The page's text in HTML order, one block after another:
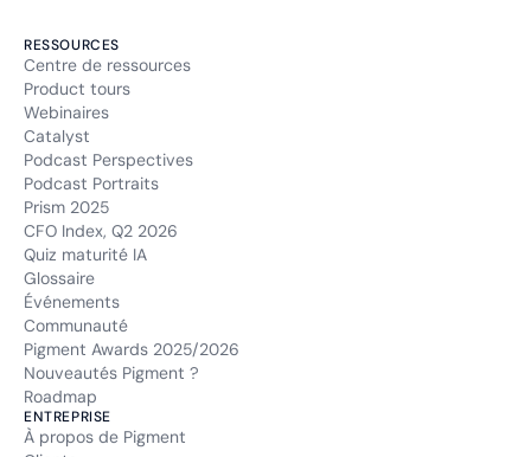
RESSOURCES
Centre de ressources
Product tours
Webinaires
Catalyst
Podcast Perspectives
Podcast Portraits
Prism 2025
CFO Index, Q2 2026
Quiz maturité IA
Glossaire
Événements
Communauté
Pigment Awards 2025/2026
Nouveautés Pigment ?
Roadmap
ENTREPRISE
À propos de Pigment